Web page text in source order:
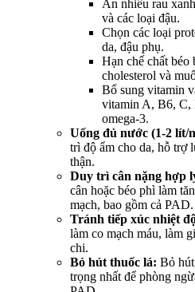
Ăn nhiều rau
và các loại đậu.
Chọn các loại
da, đậu phụ.
Hạn chế chất béo
cholesterol và
Bổ sung vitamin
vitamin A, B6, C,
omega-3.
Uống đủ nước (1-2 lít/
trì độ ẩm cho da, hỗ trợ
thận.
Duy trì cân nặng hợp
cân hoặc béo phì làm
mạch, bao gồm cả PAD.
Tránh tiếp xúc nhiệt
làm co mạch máu, làm
chi.
Bỏ hút thuốc lá: Bỏ
trọng nhất để phòng